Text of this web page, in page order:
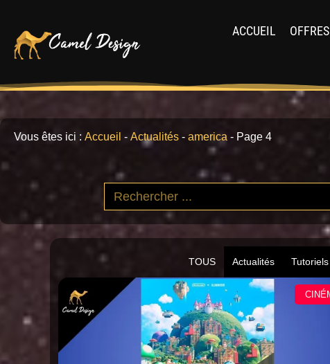
ACCUEIL
Vous êtes ici : Accueil - Actualités - america - Page 4
TOUS Actualités Tutoriels